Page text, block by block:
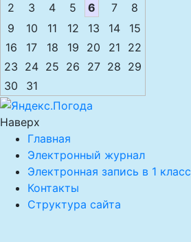
2
3 4 5 6 7
8
9
10 11 12 13 14
15
16
17 18 19 20 21
22
23 24 25 26 27 28 29
30
31
Наверх
Главная
Электронный журнал
Электронная запись в 1 класс
Контакты
Структура сайта